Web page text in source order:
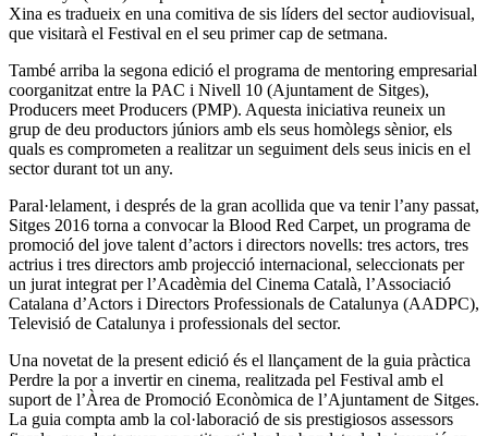
Xina es tradueix en una comitiva de sis líders del sector audiovisual,
que visitarà el Festival en el seu primer cap de setmana.
També arriba la segona edició el programa de mentoring empresarial
coorganitzat entre la PAC i Nivell 10 (Ajuntament de Sitges),
Producers meet Producers (PMP). Aquesta iniciativa reuneix un
grup de deu productors júniors amb els seus homòlegs sènior, els
quals es comprometen a realitzar un seguiment dels seus inicis en el
sector durant tot un any.
Paral·lelament, i després de la gran acollida que va tenir l’any passat,
Sitges 2016 torna a convocar la Blood Red Carpet, un programa de
promoció del jove talent d’actors i directors novells: tres actors, tres
actrius i tres directors amb projecció internacional, seleccionats per
un jurat integrat per l’Acadèmia del Cinema Català, l’Associació
Catalana d’Actors i Directors Professionals de Catalunya (AADPC),
Televisió de Catalunya i professionals del sector.
Una novetat de la present edició és el llançament de la guia pràctica
Perdre la por a invertir en cinema, realitzada pel Festival amb el
suport de l’Àrea de Promoció Econòmica de l’Ajuntament de Sitges.
La guia compta amb la col·laboració de sis prestigiosos assessors